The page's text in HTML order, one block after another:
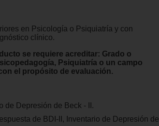
en Psicología o Psiquiatría y con
clínico.
se requiere acreditar: Grado o
Psiquiatría o un campo
el propósito de evaluación.
de Depresión de Beck - II.
de BDI-II, Inventario de Depresión de